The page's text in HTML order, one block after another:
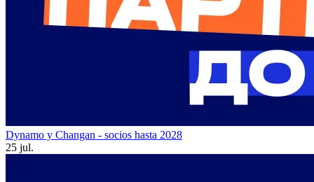
Dynamo y Changan - socios hasta 2028
25 jul.